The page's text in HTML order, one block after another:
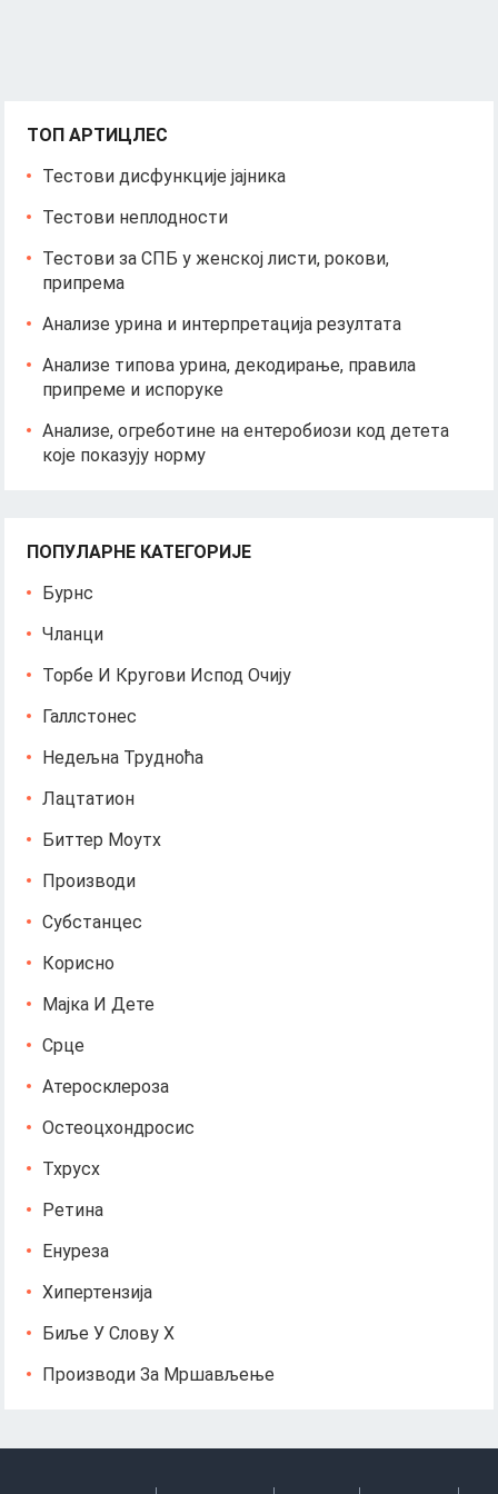
ТОП АРТИЦЛЕС
Тестови дисфункције јајника
Тестови неплодности
Тестови за СПБ у женској листи, рокови,
припрема
Анализе урина и интерпретација резултата
Анализе типова урина, декодирање, правила
припреме и испоруке
Анализе, огреботине на ентеробиози код детета
које показују норму
ПОПУЛАРНЕ КАТЕГОРИЈЕ
Бурнс
Чланци
Торбе И Кругови Испод Очију
Галлстонес
Недељна Трудноћа
Лацтатион
Биттер Моутх
Производи
Субстанцес
Корисно
Мајка И Дете
Срце
Атеросклероза
Остеоцхондросис
Тхрусх
Ретина
Енуреза
Хипертензија
Биље У Слову Х
Производи За Мршављење